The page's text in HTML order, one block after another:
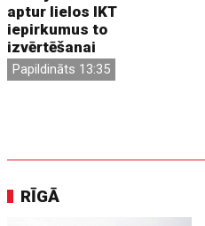
aptur lielos IKT
iepirkumus to
izvērtēšanai
Papildināts 13:35
RĪGĀ